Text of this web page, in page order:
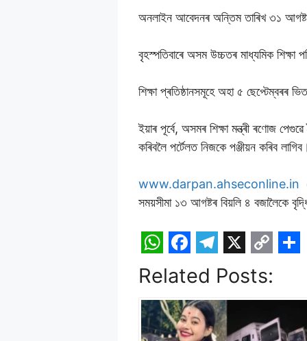
অনলাইন আবেদনৰ অন্তিম তাৰিখ ৩১
বৃহস্পতিবাৰে অসম উচ্চতৰ মাধ্যমিক
শিক্ষা প্ৰতিষ্ঠানসমূহে অহা ৫ ছেপ্টেম্বৰৰ
ইয়াৰ পূৰ্বে, অসমৰ শিক্ষা মন্ত্ৰী ৰণোজ
কৰিবলৈ পৰ্টেলত নিজকে পঞ্জীয়ন কৰিব
www.darpan.ahseconline.in
সময়সীমা ১৩ আগষ্টৰ বিয়লি ৪ বজালৈকে
W
h
a
t
F
a
c
e
T
e
l
e
X
C
o
p
y
a
r
Related Posts: